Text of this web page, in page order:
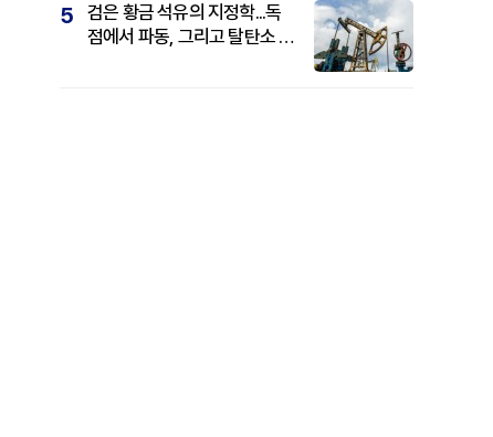
5
검은 황금 석유의 지정학...독
점에서 파동, 그리고 탈탄소 패